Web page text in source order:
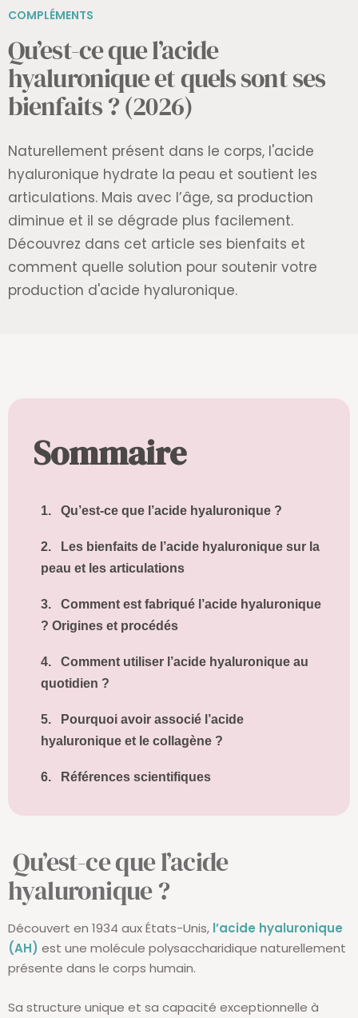
COMPLÉMENTS
Qu’est-ce que l’acide
hyaluronique et quels sont ses
bienfaits ? (2026)
Naturellement présent dans le corps, l'acide
hyaluronique hydrate la peau et soutient les
articulations. Mais avec l’âge, sa production
diminue et il se dégrade plus facilement.
Découvrez dans cet article ses bienfaits et
comment quelle solution pour soutenir votre
production d'acide hyaluronique.
Sommaire
1. Qu’est-ce que l’acide hyaluronique ?
2.
Les bienfaits de l’acide hyaluronique sur la
peau et les articulations
3.
Comment est fabriqué l’acide hyaluronique
? Origines et procédés
4.
Comment utiliser l’acide hyaluronique au
quotidien ?
5.
Pourquoi avoir associé l’acide
hyaluronique et le collagène ?
6. Références scientifiques
Qu’est-ce que l’acide
hyaluronique ?
Découvert en 1934 aux États-Unis, l’acide hyaluronique
(AH) est une molécule polysaccharidique naturellement
présente dans le corps humain.
Sa structure unique et sa capacité exceptionnelle à